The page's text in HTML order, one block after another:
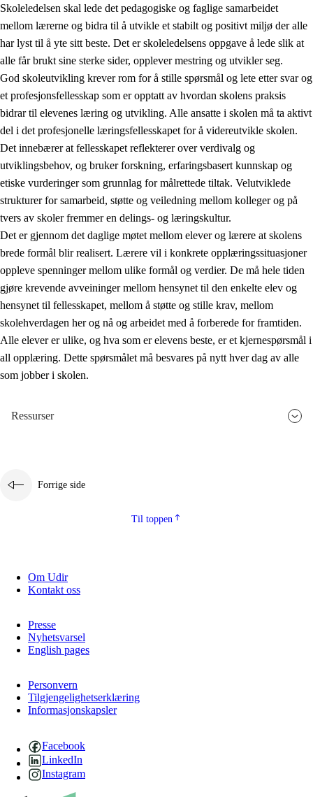
Skoleledelsen skal lede det pedagogiske og faglige samarbeidet
mellom lærerne og bidra til å utvikle et stabilt og positivt miljø der alle
har lyst til å yte sitt beste. Det er skoleledelsens oppgave å lede slik at
alle får brukt sine sterke sider, opplever mestring og utvikler seg.
God skoleutvikling krever rom for å stille spørsmål og lete etter svar og
et profesjonsfellesskap som er opptatt av hvordan skolens praksis
bidrar til elevenes læring og utvikling. Alle ansatte i skolen må ta aktivt
del i det profesjonelle læringsfellesskapet for å videreutvikle skolen.
Det innebærer at fellesskapet reflekterer over verdivalg og
utviklingsbehov, og bruker forskning, erfaringsbasert kunnskap og
etiske vurderinger som grunnlag for målrettede tiltak. Velutviklede
strukturer for samarbeid, støtte og veiledning mellom kolleger og på
tvers av skoler fremmer en delings- og læringskultur.
Det er gjennom det daglige møtet mellom elever og lærere at skolens
brede formål blir realisert. Lærere vil i konkrete opplæringssituasjoner
oppleve spenninger mellom ulike formål og verdier. De må hele tiden
gjøre krevende avveininger mellom hensynet til den enkelte elev og
hensynet til fellesskapet, mellom å støtte og stille krav, mellom
skolehverdagen her og nå og arbeidet med å forberede for framtiden.
Alle elever er ulike, og hva som er elevens beste, er et kjernespørsmål i
all opplæring. Dette spørsmålet må besvares på nytt hver dag av alle
som jobber i skolen.
Ressurser
Forrige side
Til toppen
Om Udir
Kontakt oss
Presse
Nyhetsvarsel
English pages
Personvern
Tilgjengelighetserklæring
Informasjonskapsler
Facebook
LinkedIn
Instagram